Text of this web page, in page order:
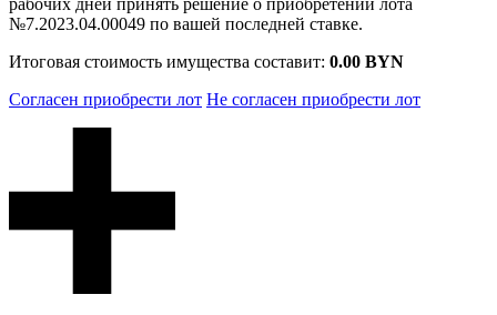
№7.2023.04.00049 по вашей последней ставке.
Итоговая стоимость имущества составит: 0.00 BYN
Согласен приобрести лот Не согласен приобрести лот